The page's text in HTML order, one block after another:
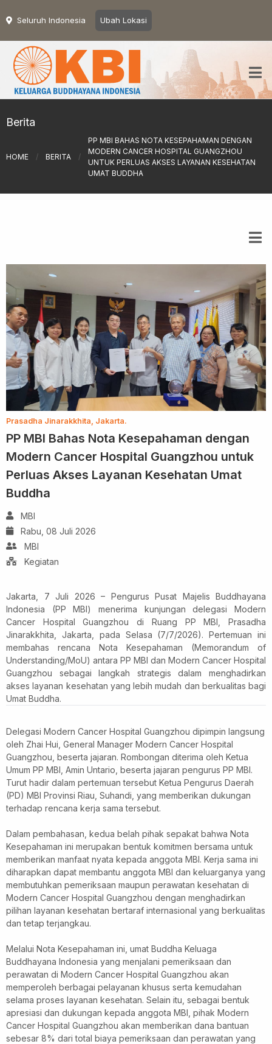
Seluruh Indonesia Ubah Lokasi
Berita
HOME / BERITA /
PP MBI BAHAS NOTA KESEPAHAMAN DENGAN
MODERN CANCER HOSPITAL GUANGZHOU
UNTUK PERLUAS AKSES LAYANAN KESEHATAN
UMAT BUDDHA
Prasadha Jinarakkhita, Jakarta.
PP MBI Bahas Nota Kesepahaman dengan
Modern Cancer Hospital Guangzhou untuk
Perluas Akses Layanan Kesehatan Umat
Buddha
MBI
Rabu, 08 Juli 2026
MBI
Kegiatan
Jakarta, 7 Juli 2026 – Pengurus Pusat Majelis Buddhayana
Indonesia (PP MBI) menerima kunjungan delegasi Modern
Cancer Hospital Guangzhou di Ruang PP MBI, Prasadha
Jinarakkhita, Jakarta, pada Selasa (7/7/2026). Pertemuan ini
membahas rencana Nota Kesepahaman (Memorandum of
Understanding/MoU) antara PP MBI dan Modern Cancer Hospital
Guangzhou sebagai langkah strategis dalam menghadirkan
akses layanan kesehatan yang lebih mudah dan berkualitas bagi
Umat Buddha.
Delegasi Modern Cancer Hospital Guangzhou dipimpin langsung
oleh Zhai Hui, General Manager Modern Cancer Hospital
Guangzhou, beserta jajaran. Rombongan diterima oleh Ketua
Umum PP MBI, Amin Untario, beserta jajaran pengurus PP MBI.
Turut hadir dalam pertemuan tersebut Ketua Pengurus Daerah
(PD) MBI Provinsi Riau, Suhandi, yang memberikan dukungan
terhadap rencana kerja sama tersebut.
Dalam pembahasan, kedua belah pihak sepakat bahwa Nota
Kesepahaman ini merupakan bentuk komitmen bersama untuk
memberikan manfaat nyata kepada anggota MBI. Kerja sama ini
diharapkan dapat membantu anggota MBI dan keluarganya yang
membutuhkan pemeriksaan maupun perawatan kesehatan di
Modern Cancer Hospital Guangzhou dengan menghadirkan
pilihan layanan kesehatan bertaraf internasional yang berkualitas
dan tetap terjangkau.
Melalui Nota Kesepahaman ini, umat Buddha Keluaga
Buddhayana Indonesia yang menjalani pemeriksaan dan
perawatan di Modern Cancer Hospital Guangzhou akan
memperoleh berbagai pelayanan khusus serta kemudahan
selama proses layanan kesehatan. Selain itu, sebagai bentuk
apresiasi dan dukungan kepada anggota MBI, pihak Modern
Cancer Hospital Guangzhou akan memberikan dana bantuan
sebesar 8% dari total biaya pemeriksaan dan perawatan yang